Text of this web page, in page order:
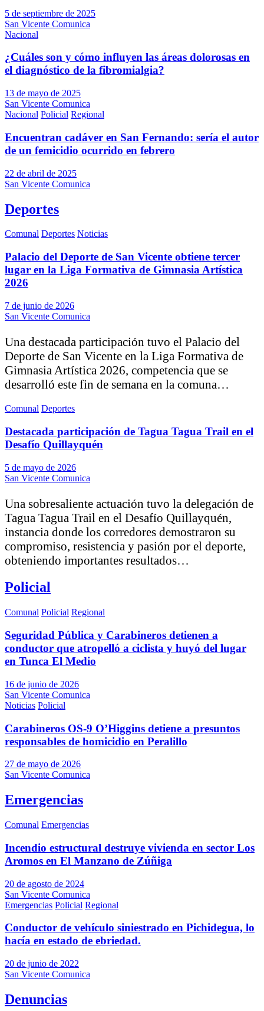
5 de septiembre de 2025
San Vicente Comunica
Nacional
¿Cuáles son y cómo influyen las áreas dolorosas en
el diagnóstico de la fibromialgia?
13 de mayo de 2025
San Vicente Comunica
Nacional Policial Regional
Encuentran cadáver en San Fernando: sería el autor
de un femicidio ocurrido en febrero
22 de abril de 2025
San Vicente Comunica
Deportes
Comunal Deportes Noticias
Palacio del Deporte de San Vicente obtiene tercer
lugar en la Liga Formativa de Gimnasia Artística
2026
7 de junio de 2026
San Vicente Comunica
Una destacada participación tuvo el Palacio del
Deporte de San Vicente en la Liga Formativa de
Gimnasia Artística 2026, competencia que se
desarrolló este fin de semana en la comuna…
Comunal Deportes
Destacada participación de Tagua Tagua Trail en el
Desafío Quillayquén
5 de mayo de 2026
San Vicente Comunica
Una sobresaliente actuación tuvo la delegación de
Tagua Tagua Trail en el Desafío Quillayquén,
instancia donde los corredores demostraron su
compromiso, resistencia y pasión por el deporte,
obteniendo importantes resultados…
Policial
Comunal Policial Regional
Seguridad Pública y Carabineros detienen a
conductor que atropelló a ciclista y huyó del lugar
en Tunca El Medio
16 de junio de 2026
San Vicente Comunica
Noticias Policial
Carabineros OS-9 O’Higgins detiene a presuntos
responsables de homicidio en Peralillo
27 de mayo de 2026
San Vicente Comunica
Emergencias
Comunal Emergencias
Incendio estructural destruye vivienda en sector Los
Aromos en El Manzano de Zúñiga
20 de agosto de 2024
San Vicente Comunica
Emergencias Policial Regional
Conductor de vehículo siniestrado en Pichidegua, lo
hacía en estado de ebriedad.
20 de junio de 2022
San Vicente Comunica
Denuncias